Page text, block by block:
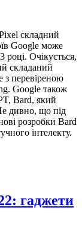
складний
Google може
Очікується,
складаний
з перевіреною
Google також
Bard, який
дивно, що під
розробки Bard
інтелекту.
гаджети